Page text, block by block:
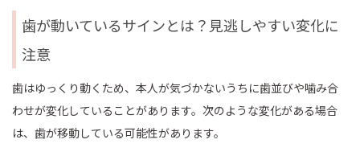
歯が動いているサインとは？見逃しやすい変化に
注意
歯はゆっくり動くため、本人が気づかないうちに歯並びや噛み合
わせが変化していることがあります。次のような変化がある場合
は、歯が移動している可能性があります。